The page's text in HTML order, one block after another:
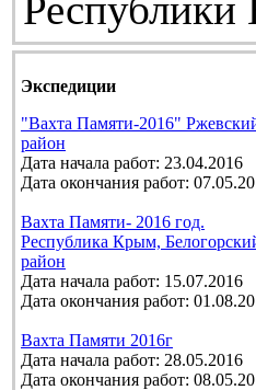
Экспедиции
"Вахта Памяти-2016"
район
Дата начала работ: 23.04.2016
Дата окончания работ:
Вахта Памяти- 2016 год.
Республика Крым,
район
Дата начала работ: 15.07.2016
Дата окончания работ:
Вахта Памяти 2016г
Дата начала работ: 28.05.2016
Дата окончания работ: